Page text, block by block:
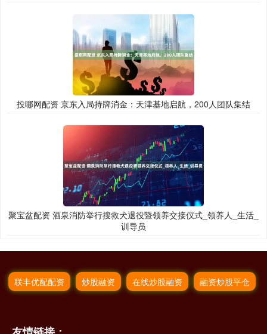
投哪网配资 京东入局持牌消金：天津基地启航，200人团队集结
聚宝盆配资 酒泉消防举行搜救犬退役暨领养交接仪式_领养人_生活_
训导员
联丰优配配资 炒股融资 在线炒股融资 融资炒股平仓